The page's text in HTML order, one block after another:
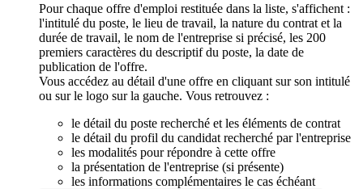
Pour chaque offre d'emploi restituée dans la liste, s'affichent :
l'intitulé du poste, le lieu de travail, la nature du contrat et la
durée de travail, le nom de l'entreprise si précisé, les 200
premiers caractères du descriptif du poste, la date de
publication de l'offre.
Vous accédez au détail d'une offre en cliquant sur son intitulé
ou sur le logo sur la gauche. Vous retrouvez :
le détail du poste recherché et les éléments de contrat
le détail du profil du candidat recherché par l'entreprise
les modalités pour répondre à cette offre
la présentation de l'entreprise (si présente)
les informations complémentaires le cas échéant